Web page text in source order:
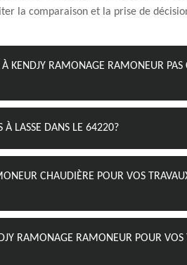
la comparaison et la prise de
KENDJY RAMONAGE RAMONEUR PAS
LASSE DANS LE 64220?
CHAUDIÈRE POUR VOS
RAMONAGE RAMONEUR POUR VOS